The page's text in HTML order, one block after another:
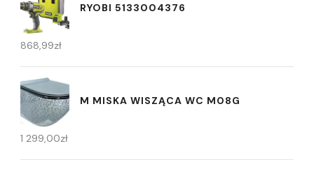
RYOBI 5133004376
868,99zł
M MISKA WISZĄCA WC M08G
1 299,00zł